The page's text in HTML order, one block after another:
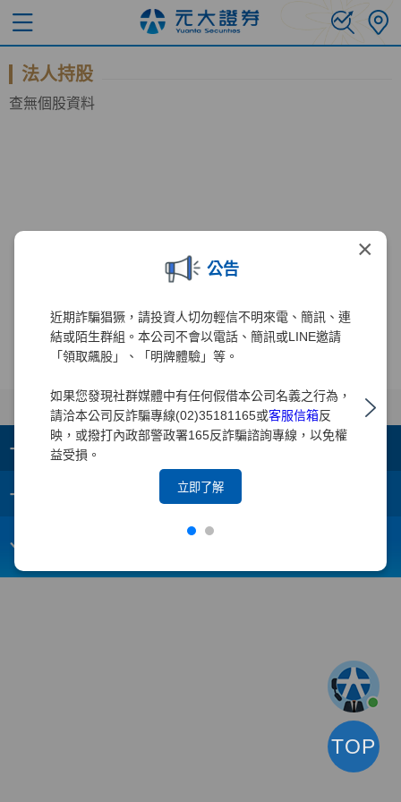
×
公告
近期詐騙猖獗，請投資人切勿輕信不明來電、簡訊、連
結或陌生群組。本公司不會以電話、簡訊或LINE邀請
「領取飆股」、「明牌體驗」等。
如果您發現社群媒體中有任何假借本公司名義之行為，
請洽本公司反詐騙專線(02)35181165或客服信箱反
映，或撥打內政部警政署165反詐騙諮詢專線，以免權
益受損。
立即了解
法人持股
查無個股資料
+ 集團成員
+
webmaster@yuanta.com
TOP